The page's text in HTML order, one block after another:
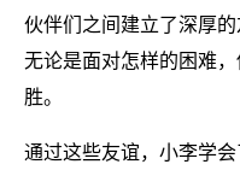
伙伴们之间建立了深厚
无论是面对怎样的困难
胜。
通过这些友谊，小李学